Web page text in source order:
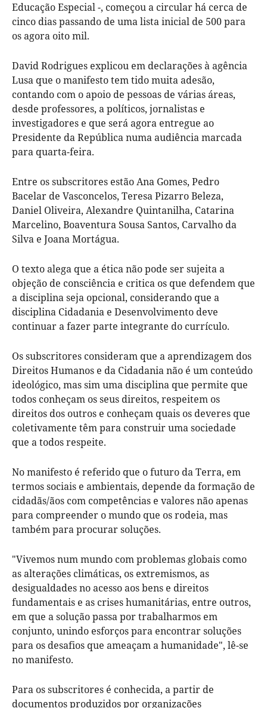
Educação Especial -, começou a circular há cerca de
cinco dias passando de uma lista inicial de 500 para
os agora oito mil.
David Rodrigues explicou em declarações à agência
Lusa que o manifesto tem tido muita adesão,
contando com o apoio de pessoas de várias áreas,
desde professores, a políticos, jornalistas e
investigadores e que será agora entregue ao
Presidente da República numa audiência marcada
para quarta-feira.
Entre os subscritores estão Ana Gomes, Pedro
Bacelar de Vasconcelos, Teresa Pizarro Beleza,
Daniel Oliveira, Alexandre Quintanilha, Catarina
Marcelino, Boaventura Sousa Santos, Carvalho da
Silva e Joana Mortágua.
O texto alega que a ética não pode ser sujeita a
objeção de consciência e critica os que defendem que
a disciplina seja opcional, considerando que a
disciplina Cidadania e Desenvolvimento deve
continuar a fazer parte integrante do currículo.
Os subscritores consideram que a aprendizagem dos
Direitos Humanos e da Cidadania não é um conteúdo
ideológico, mas sim uma disciplina que permite que
todos conheçam os seus direitos, respeitem os
direitos dos outros e conheçam quais os deveres que
coletivamente têm para construir uma sociedade
que a todos respeite.
No manifesto é referido que o futuro da Terra, em
termos sociais e ambientais, depende da formação de
cidadãs/ãos com competências e valores não apenas
para compreender o mundo que os rodeia, mas
também para procurar soluções.
"Vivemos num mundo com problemas globais como
as alterações climáticas, os extremismos, as
desigualdades no acesso aos bens e direitos
fundamentais e as crises humanitárias, entre outros,
em que a solução passa por trabalharmos em
conjunto, unindo esforços para encontrar soluções
para os desafios que ameaçam a humanidade", lê-se
no manifesto.
Para os subscritores é conhecida, a partir de
documentos produzidos por organizações